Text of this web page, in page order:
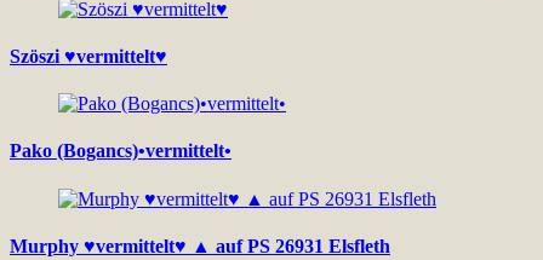
Szöszi ♥vermittelt♥
Pako (Bogancs)•vermittelt•
Murphy ♥vermittelt♥ ▲ auf PS 26931 Elsfleth